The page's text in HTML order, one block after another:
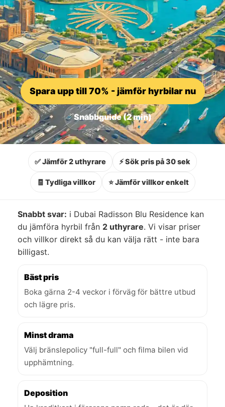
Spara upp till 70% - jämför hyrbilar nu
Snabbguide (2 min)
✅ Jämför 2 uthyrare ⚡ Sök pris på 30 sek
🧾 Tydliga villkor ⭐ Jämför villkor enkelt
Snabbt svar: i Dubai Radisson Blu Residence kan
du jämföra hyrbil från 2 uthyrare. Vi visar priser
och villkor direkt så du kan välja rätt - inte bara
billigast.
Bäst pris
Boka gärna 2-4 veckor i förväg för bättre utbud
och lägre pris.
Minst drama
Välj bränslepolicy "full-full" och filma bilen vid
upphämtning.
Deposition